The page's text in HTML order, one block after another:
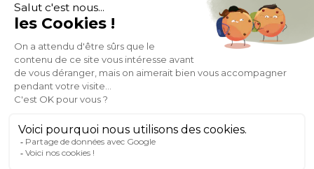
Expéditionen
24/72h
Appel gratuit
0 20 88 04 14
À PROPOS DE MILIBOO